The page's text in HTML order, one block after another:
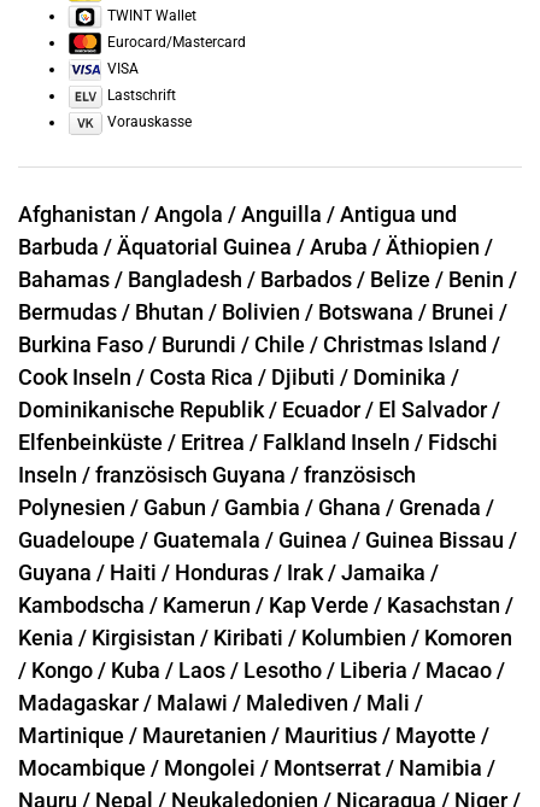
TWINT Wallet
Eurocard/Mastercard
VISA
Lastschrift
Vorauskasse
Afghanistan /Angola /Anguilla /Antigua und
Barbuda /Äquatorial Guinea /Aruba /Äthiopien /
Bahamas / Bangladesh / Barbados / Belize / Benin /
Bermudas / Bhutan / Bolivien / Botswana / Brunei /
Burkina Faso / Burundi /Chile /Christmas Island /
Cook Inseln /Costa Rica / Djibuti / Dominika /
Dominikanische Republik / Ecuador / El Salvador /
Elfenbeinküste / Eritrea / Falkland Inseln / Fidschi
Inseln /französisch Guyana /französisch
Polynesien / Gabun / Gambia / Ghana / Grenada /
Guadeloupe / Guatemala / Guinea / Guinea Bissau /
Guyana / Haiti / Honduras / Irak /Jamaika /
Kambodscha / Kamerun / Kap Verde / Kasachstan /
Kenia / Kirgisistan / Kiribati / Kolumbien / Komoren
/ Kongo / Kuba / Laos / Lesotho / Liberia / Macao /
Madagaskar / Malawi / Malediven / Mali /
Martinique / Mauretanien / Mauritius / Mayotte /
Mocambique / Mongolei / Montserrat / Namibia /
Nauru / Nepal / Neukaledonien / Nicaragua / Niger /